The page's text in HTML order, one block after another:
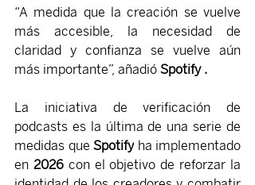
“A medida que la creación se vuelve
más accesible, la necesidad de
claridad y confianza se vuelve aún
más importante”, añadió Spotify .
La iniciativa de verificación de
podcasts es la última de una serie de
medidas que Spotify ha implementado
en 2026 con el objetivo de reforzar la